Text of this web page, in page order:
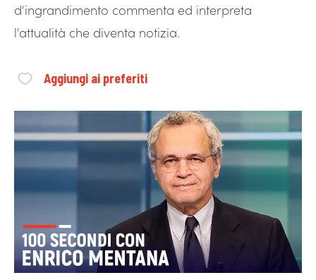
d'ingrandimento commenta ed interpreta
l'attualità che diventa notizia.
Aggiungi ai preferiti